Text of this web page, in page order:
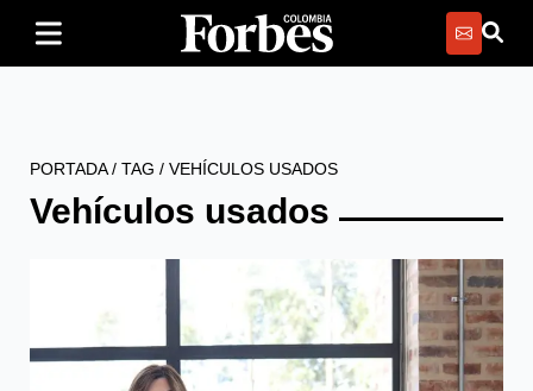
PORTADA/ TAG / VEHÍCULOS USADOS
Vehículos usados